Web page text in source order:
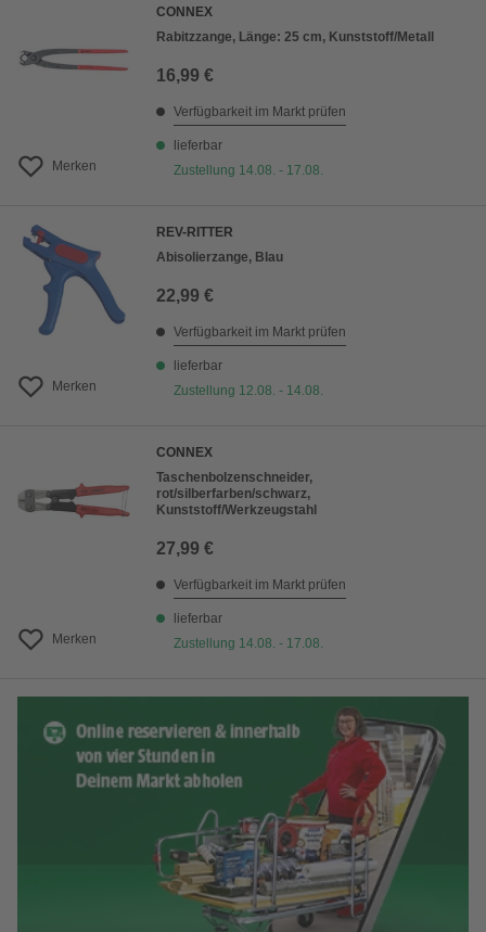
Merken
CONNEX
Rabitzzange, Länge: 25 cm, Kunststoff/Metall
16,99 €
Verfügbarkeit im Markt prüfen
lieferbar
Zustellung 14.08. - 17.08.
Merken
REV-RITTER
Abisolierzange, Blau
22,99 €
Verfügbarkeit im Markt prüfen
lieferbar
Zustellung 12.08. - 14.08.
Merken
CONNEX
Taschenbolzenschneider,
rot/silberfarben/schwarz,
Kunststoff/Werkzeugstahl
27,99 €
Verfügbarkeit im Markt prüfen
lieferbar
Zustellung 14.08. - 17.08.